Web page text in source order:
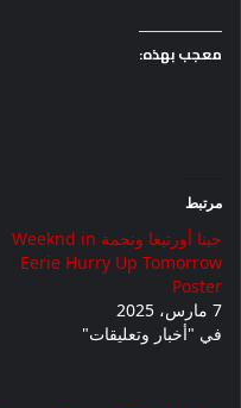
معجب بهذه:
مرتبط
جينا أورتيغا ونجمة Weeknd in
Eerie Hurry Up Tomorrow
Poster
7 مارس، 2025
في "أخبار وتعليقات"